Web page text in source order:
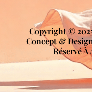
Copyright ©
Concept &
Réservé